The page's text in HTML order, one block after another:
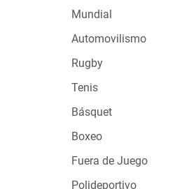
Mundial
Automovilismo
Rugby
Tenis
Básquet
Boxeo
Fuera de Juego
Polideportivo